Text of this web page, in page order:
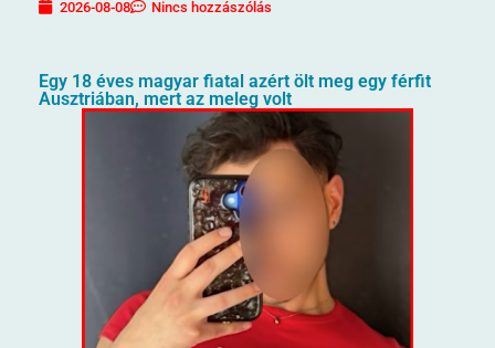
2026-08-08 Nincs hozzászólás
Egy 18 éves magyar fiatal azért ölt meg egy férfit
Ausztriában, mert az meleg volt